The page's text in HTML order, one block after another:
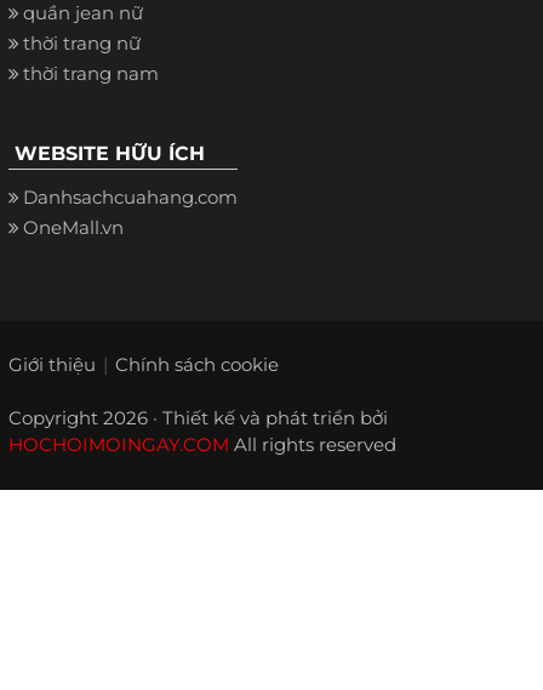
quần jean nữ
thời trang nữ
thời trang nam
WEBSITE HỮU ÍCH
Danhsachcuahang.com
OneMall.vn
Giới thiệu Chính sách cookie
Copyright 2026 · Thiết kế và phát triển bởi
HOCHOIMOINGAY.COM All rights reserved